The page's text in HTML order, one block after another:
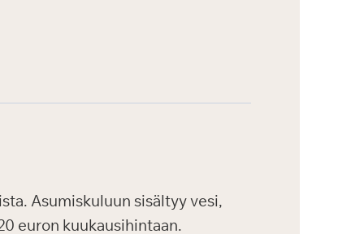
Asumiskuluun sisältyy vesi,
euron kuukausihintaan.